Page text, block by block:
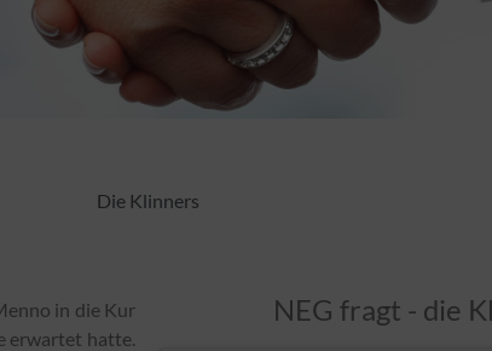
Die Klinners
in die Kur
erwartet hatte.
NEG fragt - die